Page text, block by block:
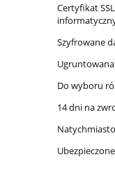
Certyfikat
Szyfrowane
Do wyboru
14 dni na